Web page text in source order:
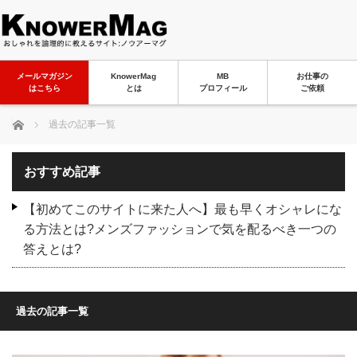
メールマガジン
はこちら
KnowerMag
とは
MB
プロフィール
お仕事の
ご依頼
ホーム 過去の記事一覧
おすすめ記事
【初めてこのサイトに来た人へ】最も早くオシャレにな
る方法とは?メンズファッションで気を配るべき一つの
答えとは?
過去の記事一覧